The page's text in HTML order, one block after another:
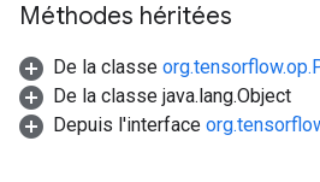
Méthodes héritées
De la classe
De la classe java.lang.Object
Depuis l'interface